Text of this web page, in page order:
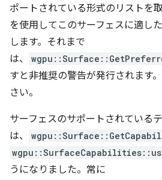
ポートされている形式のリストを取
を使用してこのサーフェスに適し
します。それまで
は、
すと非推奨の警告が発行されます。
さい。
サーフェスのサポートされている
は、
うになりました。常に